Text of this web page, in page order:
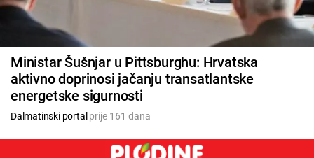
Ministar Šušnjar u Pittsburghu: Hrvatska
aktivno doprinosi jačanju transatlantske
energetske sigurnosti
Dalmatinski portal prije 161 dana